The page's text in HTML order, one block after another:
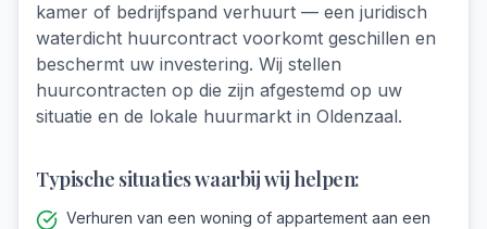
kamer of bedrijfspand verhuurt — een juridisch
waterdicht huurcontract voorkomt geschillen en
beschermt uw investering. Wij stellen
huurcontracten op die zijn afgestemd op uw
situatie en de lokale huurmarkt in Oldenzaal.
Typische situaties waarbij wij helpen:
Verhuren van een woning of appartement aan een